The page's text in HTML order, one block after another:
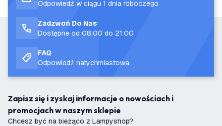
Odpowiedź w ciągu 1 dnia roboczego
Zadzwoń Do Nas
Dostępne od 08:00 do 21:00
FAQ
Odpowiedź natychmiastowa
Zapisz się i zyskaj informacje o nowościach i
promocjach w naszym sklepie
Chcesz być na bieżąco z Lampyshop?